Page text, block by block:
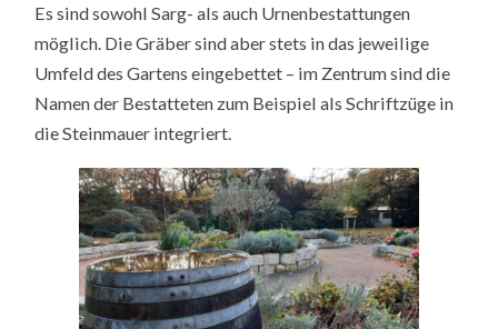
Es sind sowohl Sarg- als auch Urnenbestattungen
möglich. Die Gräber sind aber stets in das jeweilige
Umfeld des Gartens eingebettet – im Zentrum sind die
Namen der Bestatteten zum Beispiel als Schriftzüge in
die Steinmauer integriert.